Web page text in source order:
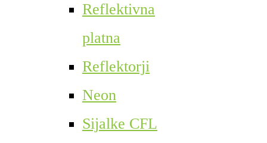
Reflektivna
platna
Reflektorji
Neon
Sijalke CFL